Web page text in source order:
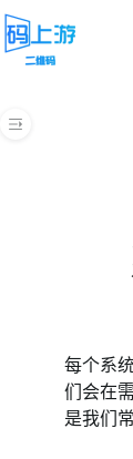
批量生码
内容付费和激活
每个系
们会在
是我们